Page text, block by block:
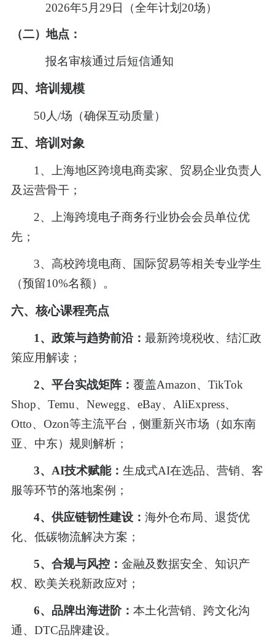
2026年5月29日（全年计划20场）
（二）地点：
报名审核通过后短信通知
四 、培训规模
50人/场（确保互动质量）
五、培训对象
1、上海地区跨境电商卖家、贸易企业负责人
及运营骨干；
2、上海跨境电子商务行业协会会员单位优
先；
3、高校跨境电商、国际贸易等相关专业学生
（预留10%名额）。
六、核心课程亮点
1、政策与趋势前沿： 最新跨境税收、结汇政
策应用解读；
2、平台实战矩阵： 覆盖Amazon、TikTok
Shop、Temu、Newegg、eBay、AliExpress、
Otto、Ozon等主流平台，侧重新兴市场（如东南
亚、中东）规则解析；
3、AI技术赋能： 生成式AI在选品、营销、客
服等环节的落地案例；
4、供应链韧性建设： 海外仓布局、退货优
化、低碳物流解决方案；
5、合规与风控： 金融及数据安全、知识产
权、欧美关税新政应对；
6、品牌出海进阶： 本土化营销、跨文化沟
通、 DTC品牌建设。